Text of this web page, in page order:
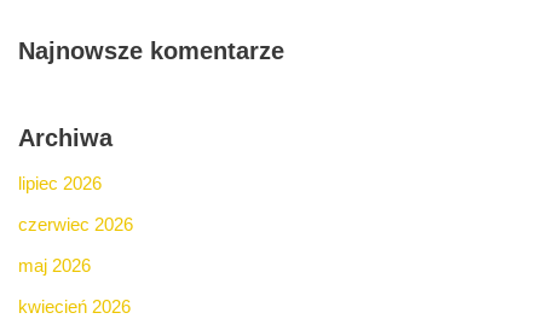
Najnowsze komentarze
Archiwa
lipiec 2026
czerwiec 2026
maj 2026
kwiecień 2026